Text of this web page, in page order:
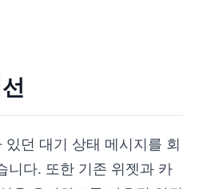
던 대기 상태 메시지를 회
니다. 또한 기존 위젯과 카